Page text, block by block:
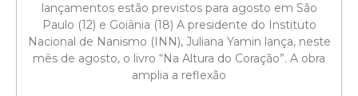
lançamentos estão previstos para agosto em São
Paulo (12) e Goiânia (18) A presidente do Instituto
Nacional de Nanismo (INN), Juliana Yamin lança, neste
mês de agosto, o livro “Na Altura do Coração”. A obra
amplia a reflexão